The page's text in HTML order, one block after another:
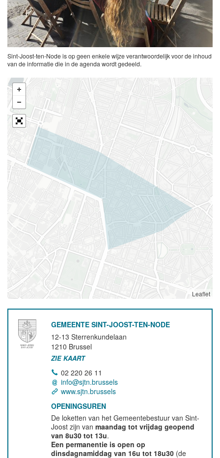
Sint-Joost-ten-Node is op geen enkele wijze verantwoordelijk voor de inhoud
van de informatie die in de agenda wordt gedeeld.
Leaflet
GEMEENTE SINT-JOOST-TEN-NODE
12-13 Sterrenkundelaan
1210 Brussel
ZIE KAART
02 220 26 11
info@sjtn.brussels
www.sjtn.brussels
OPENINGSUREN
De loketten van het Gemeentebestuur van Sint-
Joost zijn vanmaandag tot vrijdag geopend
van 8u30 tot 13u.
Een permanentie is open op
dinsdagnamiddag van 16u tot 18u30 (de